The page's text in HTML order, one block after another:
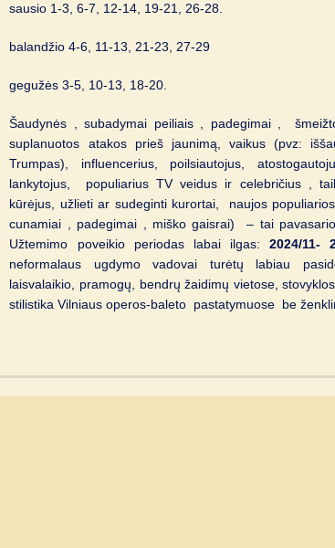
sausio 1-3, 6-7, 12-14, 19-21, 26-28.
balandžio 4-6, 11-13, 21-23, 27-29
gegužės 3-5, 10-13, 18-20.
Šaudynės , subadymai peiliais , padegimai ,
suplanuotos atakos prieš jaunimą, vaikus (pvz:
Trumpas), influencerius, poilsiautojus,
lankytojus, populiarius TV veidus ir celebričius ,
kūrėjus, užlieti ar sudeginti kurortai, naujos
cunamiai , padegimai , miško gaisrai) – tai
Užtemimo poveikio periodas labai ilgas:2024/11-
neformalaus ugdymo vadovai turėtų labiau
laisvalaikio, pramogų, bendrų žaidimų vietose,
stilistika Vilniaus operos-baleto pastatymuose be